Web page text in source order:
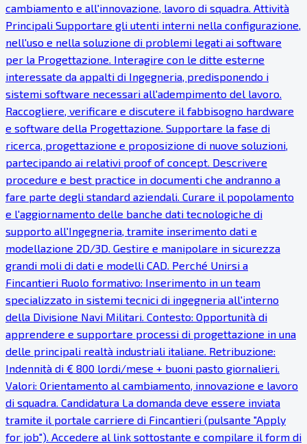
cambiamento e all'innovazione, lavoro di squadra. Attività
Principali Supportare gli utenti interni nella configurazione,
nell'uso e nella soluzione di problemi legati ai software
per la Progettazione. Interagire con le ditte esterne
interessate da appalti di Ingegneria, predisponendo i
sistemi software necessari all'adempimento del lavoro.
Raccogliere, verificare e discutere il fabbisogno hardware
e software della Progettazione. Supportare la fase di
ricerca, progettazione e proposizione di nuove soluzioni,
partecipando ai relativi proof of concept. Descrivere
procedure e best practice in documenti che andranno a
fare parte degli standard aziendali. Curare il popolamento
e l'aggiornamento delle banche dati tecnologiche di
supporto all'Ingegneria, tramite inserimento dati e
modellazione 2D/3D. Gestire e manipolare in sicurezza
grandi moli di dati e modelli CAD. Perché Unirsi a
Fincantieri Ruolo formativo: Inserimento in un team
specializzato in sistemi tecnici di ingegneria all'interno
della Divisione Navi Militari. Contesto: Opportunità di
apprendere e supportare processi di progettazione in una
delle principali realtà industriali italiane. Retribuzione:
Indennità di € 800 lordi/mese + buoni pasto giornalieri.
Valori: Orientamento al cambiamento, innovazione e lavoro
di squadra. Candidatura La domanda deve essere inviata
tramite il portale carriere di Fincantieri (pulsante "Apply
for job"). Accedere al link sottostante e compilare il form di